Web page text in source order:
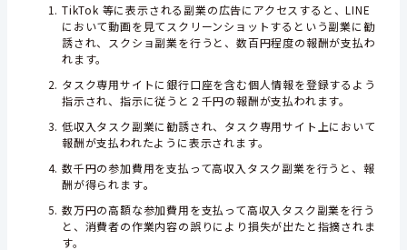
TikTok 等に表示される副業の広告にアクセスすると、LINE
において動画を見てスクリーンショットするという副業に勧
誘され、スクショ副業を行うと、数百円程度の報酬が支払わ
れます。
タスク専用サイトに銀行口座を含む個人情報を登録するよう
指示され、指示に従うと２千円の報酬が支払われます。
低収入タスク副業に勧誘され、タスク専用サイト上において
報酬が支払われたように表示されます。
数千円の参加費用を支払って高収入タスク副業を行うと、報
酬が得られます。
数万円の高額な参加費用を支払って高収入タスク副業を行う
と、消費者の作業内容の誤りにより損失が出たと指摘されま
す。